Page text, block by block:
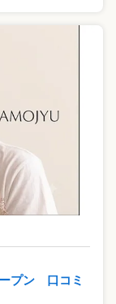
プン 口コミ